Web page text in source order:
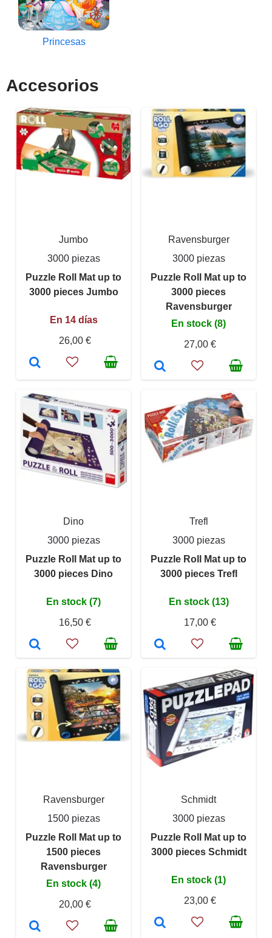
Princesas
Accesorios
Jumbo
3000 piezas
Puzzle Roll Mat up to
3000 pieces Jumbo
En 14 días
26,00 €
Ravensburger
3000 piezas
Puzzle Roll Mat up to
3000 pieces
Ravensburger
En stock (8)
27,00 €
Dino
3000 piezas
Puzzle Roll Mat up to
3000 pieces Dino
En stock (7)
16,50 €
Trefl
3000 piezas
Puzzle Roll Mat up to
3000 pieces Trefl
En stock (13)
17,00 €
Ravensburger
1500 piezas
Puzzle Roll Mat up to
1500 pieces
Ravensburger
En stock (4)
20,00 €
Schmidt
3000 piezas
Puzzle Roll Mat up to
3000 pieces Schmidt
En stock (1)
23,00 €